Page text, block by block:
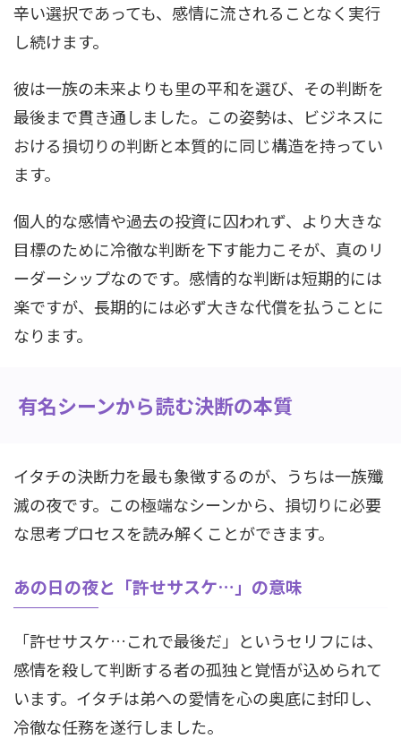
辛い選択であっても、感情に流されることなく実行
し続けます。
彼は一族の未来よりも里の平和を選び、その判断を
最後まで貫き通しました。この姿勢は、ビジネスに
おける損切りの判断と本質的に同じ構造を持ってい
ます。
個人的な感情や過去の投資に囚われず、より大きな
目標のために冷徹な判断を下す能力こそが、真のリ
ーダーシップなのです。感情的な判断は短期的には
楽ですが、長期的には必ず大きな代償を払うことに
なります。
有名シーンから読む決断の本質
イタチの決断力を最も象徴するのが、うちは一族殲
滅の夜です。この極端なシーンから、損切りに必要
な思考プロセスを読み解くことができます。
あの日の夜と「許せサスケ…」の意味
「許せサスケ…これで最後だ」というセリフには、
感情を殺して判断する者の孤独と覚悟が込められて
います。イタチは弟への愛情を心の奥底に封印し、
冷徹な任務を遂行しました。